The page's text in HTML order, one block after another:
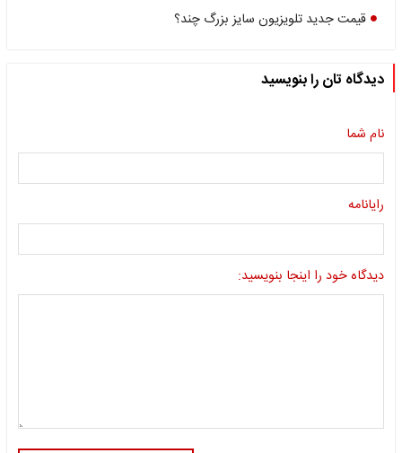
قیمت جدید تلویزیون سایز بزرگ چند؟
دیدگاه تان را بنویسید
نام شما
رایانامه
دیدگاه خود را اینجا بنویسید: